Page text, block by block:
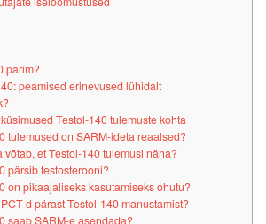
parim?
peamised erinevused lühidalt
Testol-140 tulemuste kohta
tulemused on SARM-ideta reaalsed?
et Testol-140 tulemusi näha?
pärsib testosterooni?
on pikaajaliseks kasutamiseks ohutu?
d pärast Testol-140 manustamist?
saab SARM-e asendada?